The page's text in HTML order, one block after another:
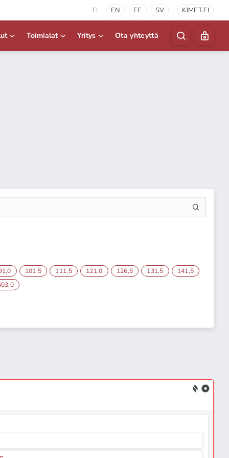
FI EN EE SV KIMET.FI
Toimialat Yritys Ota yhteyttä
101,5 111,5 121,0 126,5 131,5
141,5